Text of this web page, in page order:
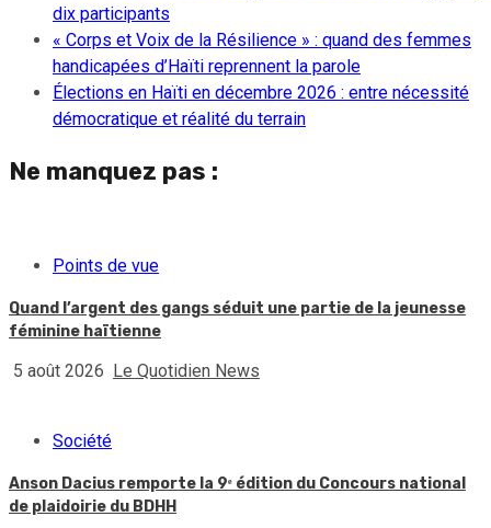
dix participants
« Corps et Voix de la Résilience » : quand des femmes
handicapées d’Haïti reprennent la parole
Élections en Haïti en décembre 2026 : entre nécessité
démocratique et réalité du terrain
Ne manquez pas :
Points de vue
Quand l’argent des gangs séduit une partie de la jeunesse
féminine haïtienne
5 août 2026 Le Quotidien News
Société
Anson Dacius remporte la 9ᵉ édition du Concours national
de plaidoirie du BDHH